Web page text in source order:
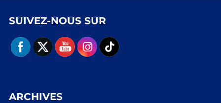
SUIVEZ-NOUS SUR
ARCHIVES